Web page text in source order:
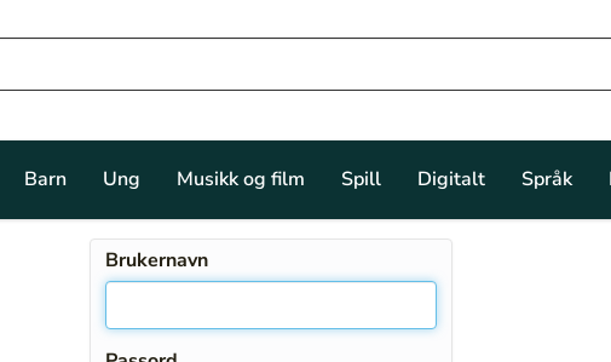
Barn Ung Musikk og film Spill Digitalt Språk
Brukernavn